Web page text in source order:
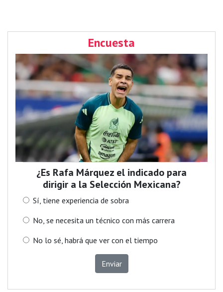
Encuesta
¿Es Rafa Márquez el indicado para
dirigir a la Selección Mexicana?
Sí, tiene experiencia de sobra
No, se necesita un técnico con más carrera
No lo sé, habrá que ver con el tiempo
Enviar